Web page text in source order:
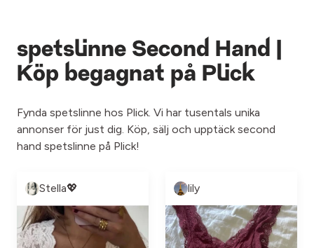
spetslinne Second Hand |
Köp begagnat på Plick
Fynda spetslinne hos Plick. Vi har tusentals unika
annonser för just dig. Köp, sälj och upptäck second
hand spetslinne på Plick!
Stella💖 lily